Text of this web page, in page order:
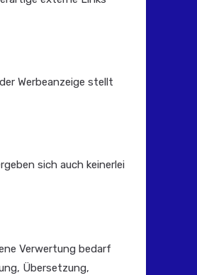
Werbeanzeige stellt
sich auch keinerlei
Verwertung bedarf
Übersetzung,